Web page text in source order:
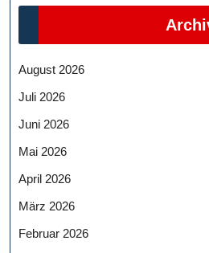
August 2026
Juli 2026
Juni 2026
Mai 2026
April 2026
März 2026
Februar 2026